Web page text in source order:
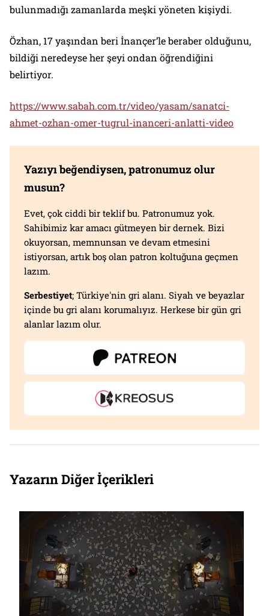
bulunmadığı zamanlarda meşki yöneten kişiydi.
Özhan, 17 yaşından beri İnançer’le beraber olduğunu,
bildiği neredeyse her şeyi ondan öğrendiğini
belirtiyor.
https://www.sabah.com.tr/video/yasam/sanatci-
ahmet-ozhan-omer-tugrul-inanceri-anlatti-video
Yazıyı beğendiysen, patronumuz olur
musun?
Evet, çok ciddi bir teklif bu. Patronumuz yok.
Sahibimiz kar amacı gütmeyen bir dernek. Bizi
okuyorsan, memnunsan ve devam etmesini
istiyorsan, artık boş olan patron koltuğuna geçmen
lazım.
Serbestiyet; Türkiye'nin gri alanı. Siyah ve beyazlar
içinde bu gri alanı korumalıyız. Herkese bir gün gri
alanlar lazım olur.
Yazarın Diğer İçerikleri